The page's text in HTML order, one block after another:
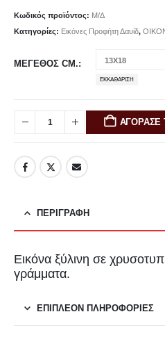
€19.50
through
€42.25
Κωδικός προϊόντος: Μ/Δ
Κατηγορίες: Εικόνες Προφήτη Δαυίδ,
ΜΕΓΕΘΟΣ CM.
ΕΚΚΑΘΆΡΙΣΗ
ΑΓΟΡΑΣΕ
ΠΕΡΙΓΡΑΦΉ
Εικόνα ξύλινη σε
γράμματα.
ΕΠΙΠΛΈΟΝ ΠΛΗΡΟΦΟΡΊΕΣ